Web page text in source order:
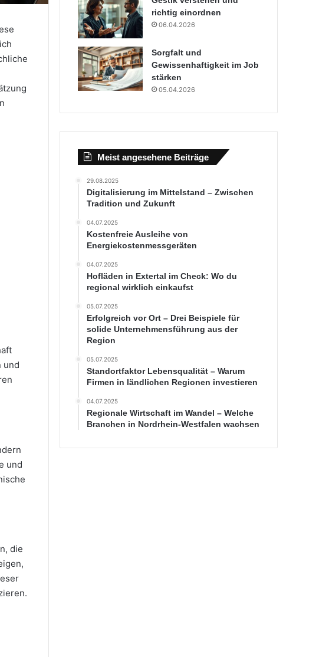
und
und
die
richtig einordnen
06.04.2026
Sorgfalt und
Gewissenhaftigkeit im Job
stärken
05.04.2026
Meist angesehene Beiträge
29.08.2025
Digitalisierung im Mittelstand – Zwischen
Tradition und Zukunft
04.07.2025
Kostenfreie Ausleihe von
Energiekostenmessgeräten
04.07.2025
Hofläden in Extertal im Check: Wo du
regional wirklich einkaufst
05.07.2025
Erfolgreich vor Ort – Drei Beispiele für
solide Unternehmensführung aus der
Region
05.07.2025
Standortfaktor Lebensqualität – Warum
Firmen in ländlichen Regionen investieren
04.07.2025
Regionale Wirtschaft im Wandel – Welche
Branchen in Nordrhein-Westfalen wachsen